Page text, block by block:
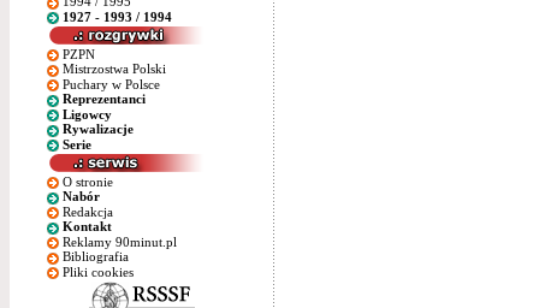
1927 - 1993 / 1994
PZPN
Mistrzostwa Polski
Puchary w Polsce
Reprezentanci
Ligowcy
Rywalizacje
Serie
O stronie
Nabór
Redakcja
Kontakt
Reklamy 90minut.pl
Bibliografia
Pliki cookies